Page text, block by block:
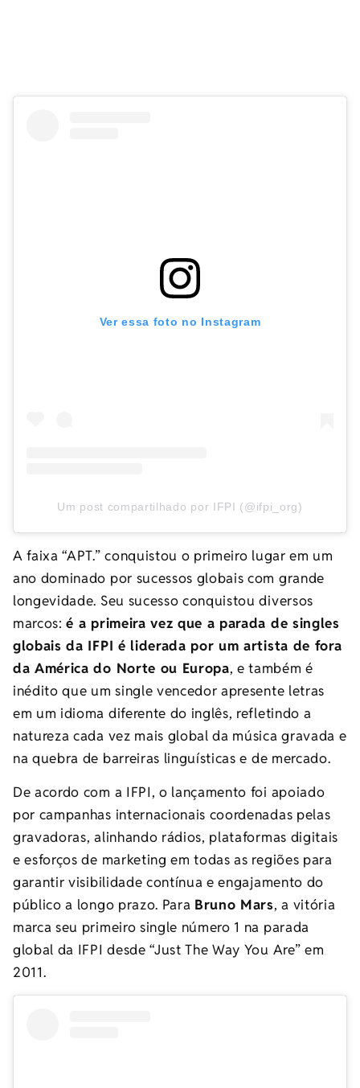
Ver essa foto no Instagram
Um post compartilhado por IFPI (@ifpi_org)
A faixa “APT.” conquistou o primeiro lugar em um
ano dominado por sucessos globais com grande
longevidade. Seu sucesso conquistou diversos
marcos:é a primeira vez que a parada de singles
globais da IFPI é liderada por um artista de fora
da América do Norte ou Europa, e também é
inédito que um single vencedor apresente letras
em um idioma diferente do inglês, refletindo a
natureza cada vez mais global da música gravada e
na quebra de barreiras linguísticas e de mercado.
De acordo com a IFPI, o lançamento foi apoiado
por campanhas internacionais coordenadas pelas
gravadoras, alinhando rádios, plataformas digitais
e esforços de marketing em todas as regiões para
garantir visibilidade contínua e engajamento do
público a longo prazo. Para Bruno Mars, a vitória
marca seu primeiro single número 1 na parada
global da IFPI desde “Just The Way You Are” em
2011.